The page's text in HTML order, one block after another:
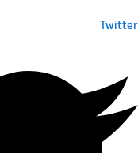
Twitter